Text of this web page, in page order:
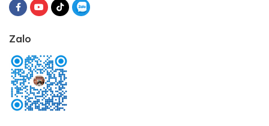
Zalo